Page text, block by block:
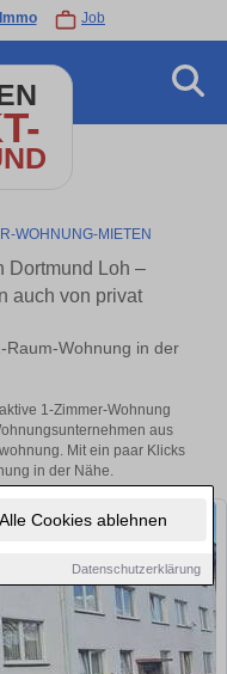
Alle Cookies ablehnen
Datenschutzerklärung
Immo Job
WOHNUNG-MIETEN
Dortmund Loh –
auch von privat
Raum-Wohnung in der
1-Zimmer-Wohnung
aus
Mit ein paar Klicks
in der Nähe.